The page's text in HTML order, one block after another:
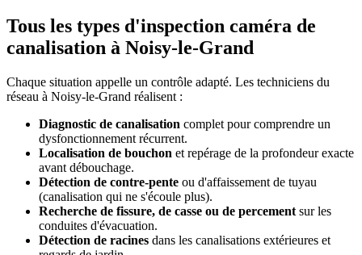
Tous les types d'inspection caméra de
canalisation à Noisy-le-Grand
Chaque situation appelle un contrôle adapté. Les techniciens du
réseau à Noisy-le-Grand réalisent :
Diagnostic de canalisation complet pour comprendre un
dysfonctionnement récurrent.
Localisation de bouchon et repérage de la profondeur exacte
avant débouchage.
Détection de contre-pente ou d'affaissement de tuyau
(canalisation qui ne s'écoule plus).
Recherche de fissure, de casse ou de percement sur les
conduites d'évacuation.
Détection de racines dans les canalisations extérieures et